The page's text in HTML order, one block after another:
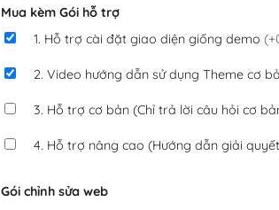
Mua kèm Gói hỗ trợ
1. Hỗ trợ cài đặt giao diện giống demo
2. Video hướng dẫn sử dụng Theme cơ
3. Hỗ trợ cơ bản (Chỉ trả lời câu hỏi cơ
4. Hỗ trợ nâng cao (Hướng dẫn giải
Gói chỉnh sửa web